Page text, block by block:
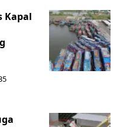
Kapal